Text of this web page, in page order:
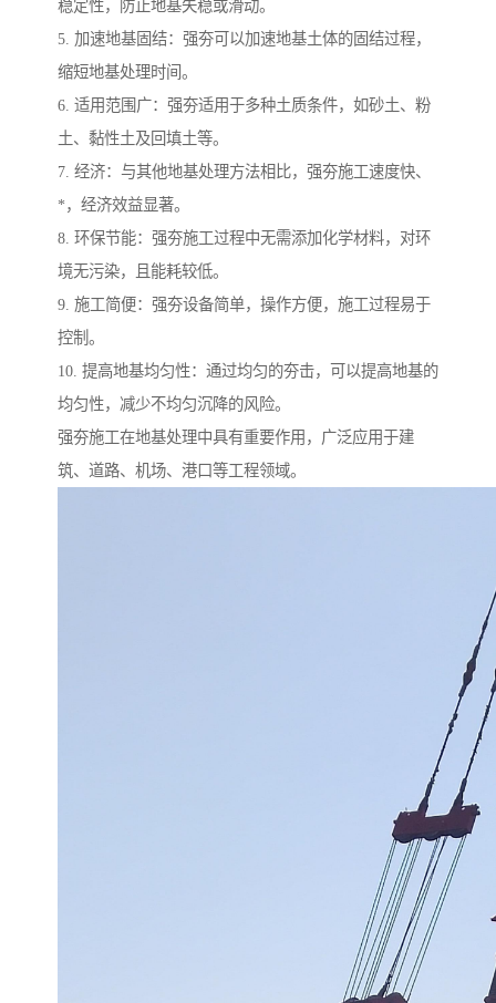
稳定性，防止地基失稳或滑动。
5. 加速地基固结：强夯可以加速地基土体的固结过程，
缩短地基处理时间。
6. 适用范围广：强夯适用于多种土质条件，如砂土、粉
土、黏性土及回填土等。
7. 经济：与其他地基处理方法相比，强夯施工速度快、
*，经济效益显著。
8. 环保节能：强夯施工过程中无需添加化学材料，对环
境无污染，且能耗较低。
9. 施工简便：强夯设备简单，操作方便，施工过程易于
控制。
10. 提高地基均匀性：通过均匀的夯击，可以提高地基的
均匀性，减少不均匀沉降的风险。
强夯施工在地基处理中具有重要作用，广泛应用于建
筑、道路、机场、港口等工程领域。